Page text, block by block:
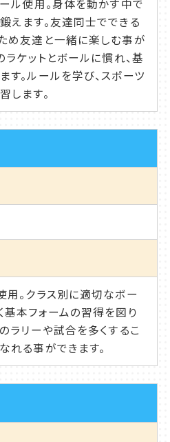
ル使用。身体を動かす中で
えます。友達同士でできる
め友達と一緒に楽しむ事が
ラケットとボールに慣れ、基
。ルールを学び、スポーツ
します。
用。クラス別に適切なボー
基本フォームの習得を図り
ラリーや試合を多くするこ
れる事ができます。